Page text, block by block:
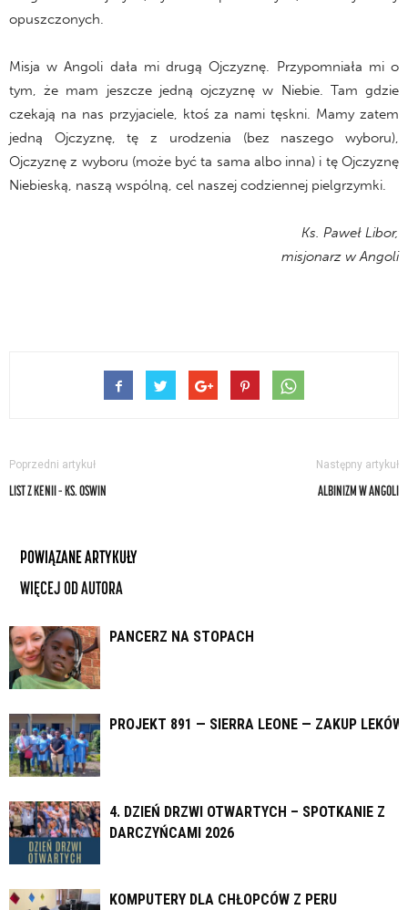
opuszczonych.
Misja w Angoli dała mi drugą Ojczyznę. Przypomniała mi o
tym, że mam jeszcze jedną ojczyznę w Niebie. Tam gdzie
czekają na nas przyjaciele, ktoś za nami tęskni. Mamy zatem
jedną Ojczyznę, tę z urodzenia (bez naszego wyboru),
Ojczyznę z wyboru (może być ta sama albo inna) i tę Ojczyznę
Niebieską, naszą wspólną, cel naszej codziennej pielgrzymki.
Ks. Paweł Libor,
misjonarz w Angoli
Poprzedni artykuł
LIST Z KENII – KS. OSWIN
Następny artykuł
ALBINIZM W ANGOLI
POWIĄZANE ARTYKUŁY
WIĘCEJ OD AUTORA
PANCERZ NA STOPACH
PROJEKT 891 — SIERRA LEONE — ZAKUP LEKÓW
4. DZIEŃ DRZWI OTWARTYCH – SPOTKANIE Z
DARCZYŃCAMI 2026
KOMPUTERY DLA CHŁOPCÓW Z PERU